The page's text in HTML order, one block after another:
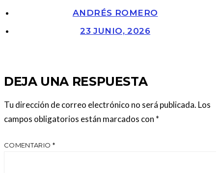
ANDRÉS ROMERO
23 JUNIO, 2026
DEJA UNA RESPUESTA
Tu dirección de correo electrónico no será publicada. Los
campos obligatorios están marcados con *
COMENTARIO *